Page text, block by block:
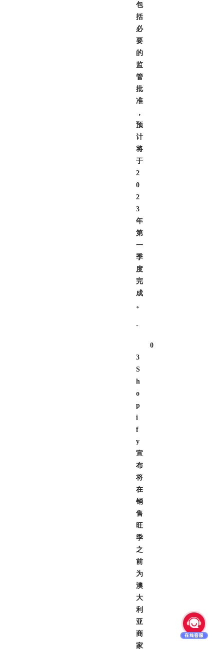
包
括
必
要
的
监
管
批
准
，
预
计
将
于
2
0
2
3
年
第
一
季
度
完
成
。
-
0
3
S
h
o
p
i
f
y
宣
布
将
在
销
售
旺
季
之
前
为
澳
大
利
亚
商
家